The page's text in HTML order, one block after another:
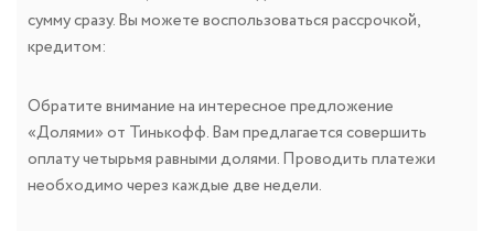
сумму сразу. Вы можете воспользоваться рассрочкой,
кредитом:
Обратите внимание на интересное предложение
«Долями» от Тинькофф. Вам предлагается совершить
оплату четырьмя равными долями. Проводить платежи
необходимо через каждые две недели.